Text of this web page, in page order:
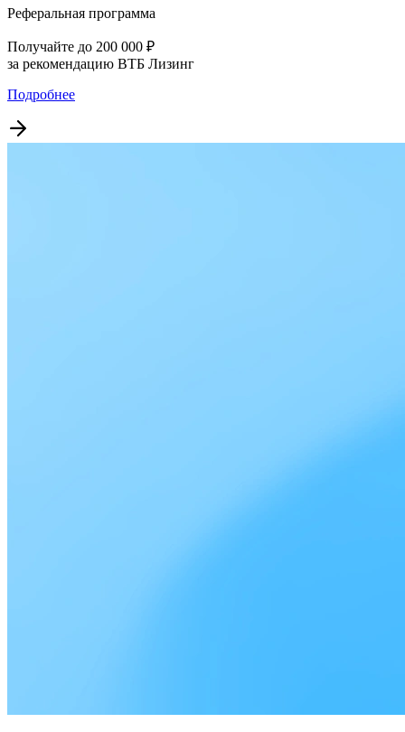
Реферальная программа
Получайте до 200 000 ₽
за рекомендацию ВТБ Лизинг
Подробнее